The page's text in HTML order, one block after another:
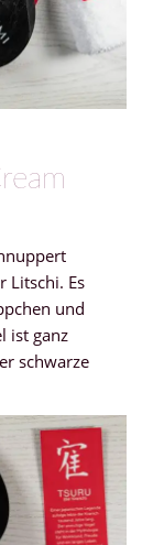
Litschi. Es
und
ist ganz
schwarze